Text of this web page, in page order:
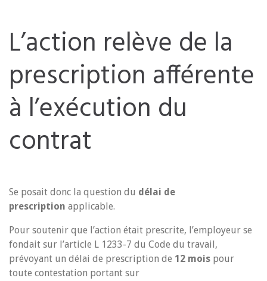
L’action relève de la
prescription afférente
à l’exécution du
contrat
Se posait donc la question du délai de
prescription applicable.
Pour soutenir que l’action était prescrite, l’employeur se
fondait sur l’article L 1233-7 du Code du travail,
prévoyant un délai de prescription de 12 mois pour
toute contestation portant sur